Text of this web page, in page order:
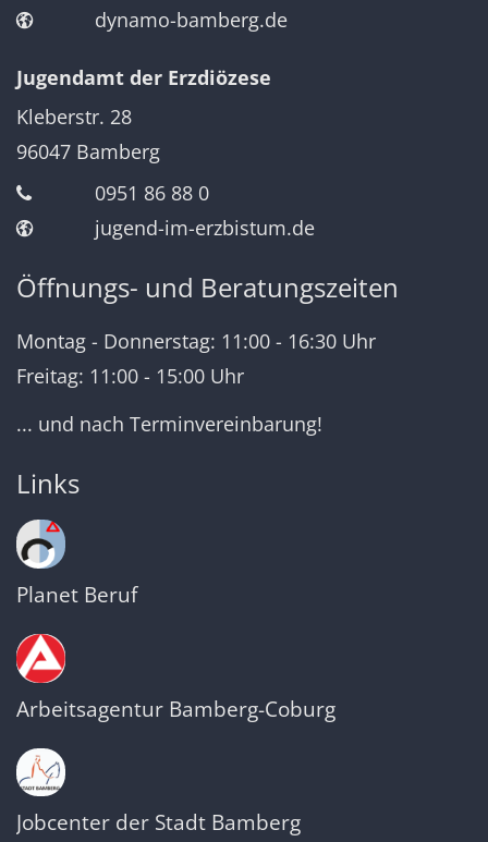
dynamo-bamberg.de
Jugendamt der Erzdiözese
Kleberstr. 28
96047 Bamberg
0951 86 88 0
jugend-im-erzbistum.de
Öffnungs- und Beratungszeiten
Montag - Donnerstag: 11:00 - 16:30 Uhr
Freitag: 11:00 - 15:00 Uhr
... und nach Terminvereinbarung!
Links
Planet Beruf
Arbeitsagentur Bamberg-Coburg
Jobcenter der Stadt Bamberg